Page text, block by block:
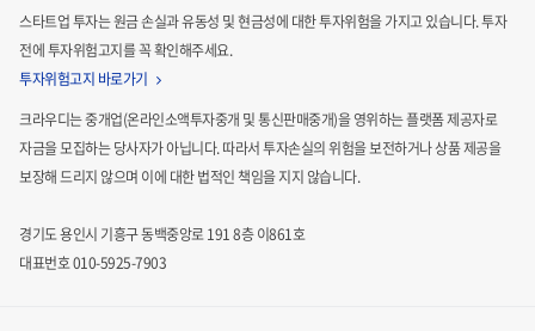
스타트업 투자는 원금 손실과 유동성 및 현금성에 대한 투자위험을 가지고 있습니다.투자
전에 투자위험고지를 꼭 확인해주세요.
투자위험고지 바로가기
크라우디는 중개업(온라인소액투자중개 및 통신판매중개)을 영위하는 플랫폼 제공자로
자금을 모집하는당사자가 아닙니다. 따라서 투자손실의 위험을 보전하거나 상품 제공을
보장해 드리지 않으며 이에 대한 법적인 책임을 지지 않습니다.
경기도 용인시 기흥구 동백중앙로 191 8층 이861호
대표번호 010-5925-7903